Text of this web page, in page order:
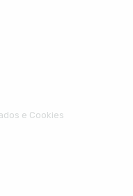
e Cookies